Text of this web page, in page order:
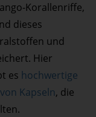
Korallenriffe,
dieses
und
Hier
es hochwertige
Kapseln, die